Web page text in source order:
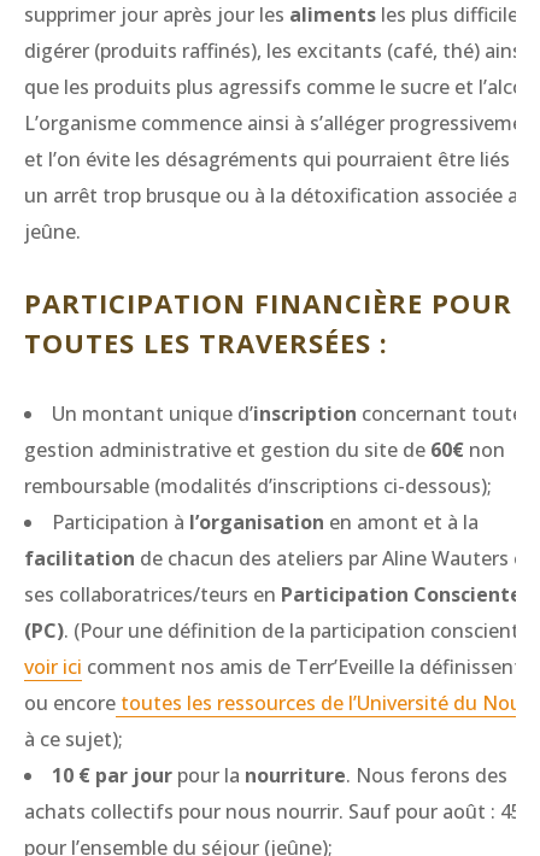
supprimer jour après jour les aliments les plus difficiles
digérer (produits raffinés), les excitants (café, thé) ainsi
que les produits plus agressifs comme le sucre et
L’organisme commence ainsi à s’alléger
et l’on évite les désagréments qui pourraient être liés à
un arrêt trop brusque ou à la détoxification associée au
jeûne.
PARTICIPATION FINANCIÈRE POUR
TOUTES LES TRAVERSÉES :
Un montant unique d’inscription concernant toute
gestion administrative et gestion du site de 60€ non
remboursable (modalités d’inscriptions ci-dessous);
Participation à l’organisation en amont et à la
facilitation de chacun des ateliers par Aline Wauters et
ses collaboratrices/teurs en Participation Consciente
(PC). (Pour une définition de la participation consciente,
voir ici comment nos amis de Terr’Eveille la définissent,
ou encore toutes les ressources de l’Université du Nous
à ce sujet);
10 € par jour pour la nourriture. Nous ferons des
achats collectifs pour nous nourrir. Sauf pour août : 45 €
pour l’ensemble du séjour (jeûne);